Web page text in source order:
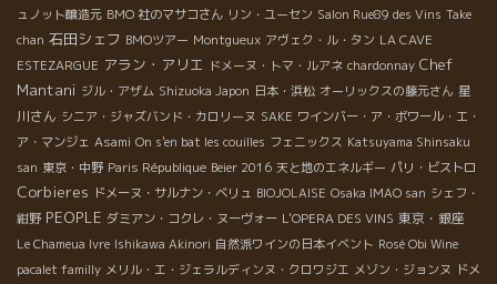
ュノット醸造元 BMO 社のマサコさん リン・ユーセン Salon Rue89 des Vins Take
chan 石田シェフ BMOツアー Montgueux アヴェク・ル・タン LA CAVE
ESTEZARGUE アラン・アリエ ドメーヌ・トマ・ルアネ chardonnay Chef
Mantani ジル・アザム Shizuoka Japon 日本・浜松 オーリックスの藤元さん 星
川さん シニア・ジャズバンド・カロリーヌ SAKE ワインバー・ア・ボワール・エ・
ア・マンジェ Asami On s'en bat les couilles フェニックス Katsuyama Shinsaku
san 東京・中野 Paris République Beier 2016 天と地のエネルギー パリ・ビストロ
Corbieres ドメーヌ・サルナン・ベリュ BIOJOLAISE Osaka IMAO san シェフ・
紺野 PEOPLE ダミアン・コクレ・ヌーヴォー L'OPERA DES VINS 東京・銀座
Le Chameua Ivre Ishikawa Akinori 自然派ワインの日本イベント Rosé Obi Wine
pacalet familly メリル・エ・ジェラルディンヌ・クロワジエ メゾン・ジョンヌ ドメ